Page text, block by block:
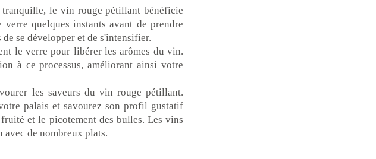
le vin rouge pétillant bénéficie
quelques instants avant de prendre
se développer et de s'intensifier.
le verre pour libérer les arômes du vin.
à ce processus, améliorant ainsi votre
les saveurs du vin rouge pétillant.
palais et savourez son profil gustatif
et le picotement des bulles. Les vins
de nombreux plats.